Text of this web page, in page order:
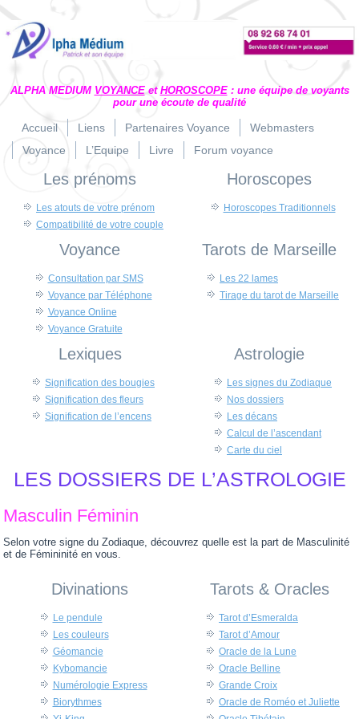
ALPHA MEDIUM VOYANCEet HOROSCOPE: une équipe de voyants
pour une écoute de qualité
Accueil Liens Partenaires Voyance
Webmasters
Voyance
L’Equipe Livre Forum voyance
Les prénoms
Les atouts de votre prénom
Compatibilité de votre couple
Horoscopes
Horoscopes Traditionnels
Voyance
Consultation par SMS
Voyance par Téléphone
Voyance Online
Voyance Gratuite
Tarots de Marseille
Les 22 lames
Tirage du tarot de Marseille
Lexiques
Signification des bougies
Signification des fleurs
Signification de l’encens
Astrologie
Les signes du Zodiaque
Nos dossiers
Les décans
Calcul de l’ascendant
Carte du ciel
LES DOSSIERS DE L’ASTROLOGIE
Masculin Féminin
Selon votre signe du Zodiaque, découvrez quelle est la part de Masculinité
et de Fémininité en vous.
Divinations
Le pendule
Les couleurs
Géomancie
Kybomancie
Numérologie Express
Biorythmes
Tarots & Oracles
Tarot d’Esmeralda
Tarot d’Amour
Oracle de la Lune
Oracle Belline
Grande Croix
Oracle de Roméo et Juliette